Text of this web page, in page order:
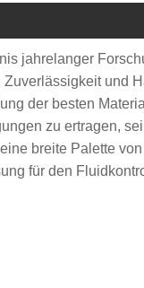
jahrelanger
und
der besten
zu ertragen,
breite Palette
für den